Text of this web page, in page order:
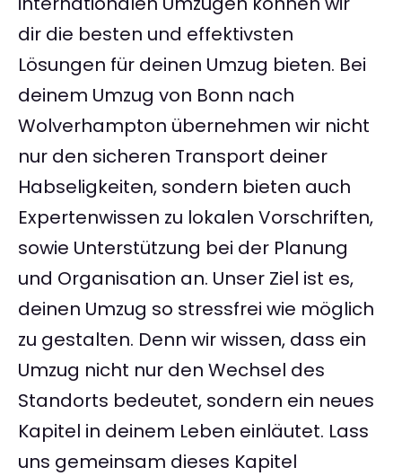
dir die besten und effektivsten
Lösungen für deinen Umzug bieten. Bei
deinem Umzug von Bonn nach
Wolverhampton übernehmen wir nicht
nur den sicheren Transport deiner
Habseligkeiten, sondern bieten auch
Expertenwissen zu lokalen Vorschriften,
sowie Unterstützung bei der Planung
und Organisation an. Unser Ziel ist es,
deinen Umzug so stressfrei wie möglich
zu gestalten. Denn wir wissen, dass ein
Umzug nicht nur den Wechsel des
Standorts bedeutet, sondern ein neues
Kapitel in deinem Leben einläutet. Lass
uns gemeinsam dieses Kapitel